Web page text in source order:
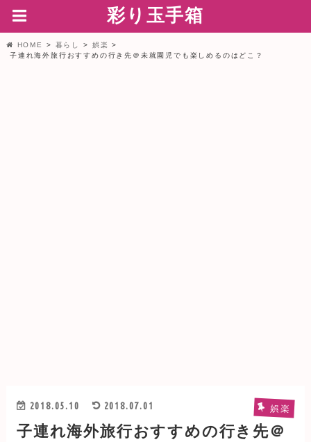
彩り玉手箱
HOME 暮らし
娯楽
子連れ海外旅行おすすめの行き先＠未就園児でも楽しめるのはどこ？
2018.05.10 2018.07.01 娯楽
子連れ海外旅行おすすめの行き先＠